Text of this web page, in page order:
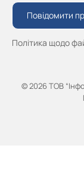
Повідомити
Політика щодо
© 2026 ТОВ